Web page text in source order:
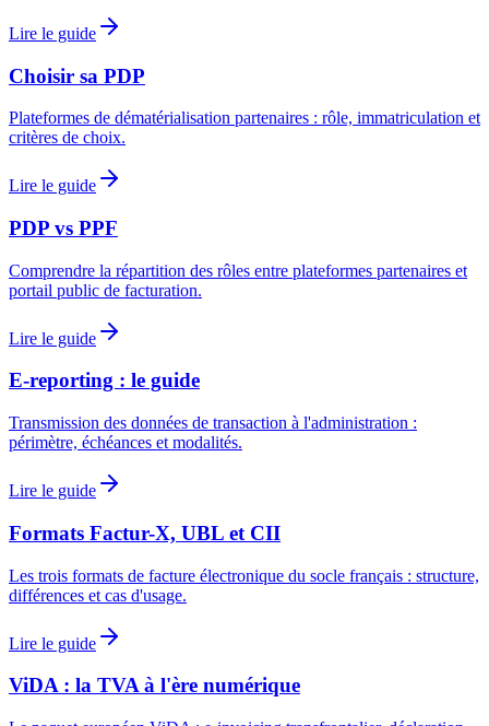
Lire le guide
Choisir sa PDP
Plateformes de dématérialisation partenaires : rôle, immatriculation et
critères de choix.
Lire le guide
PDP vs PPF
Comprendre la répartition des rôles entre plateformes partenaires et
portail public de facturation.
Lire le guide
E-reporting : le guide
Transmission des données de transaction à l'administration :
périmètre, échéances et modalités.
Lire le guide
Formats Factur-X, UBL et CII
Les trois formats de facture électronique du socle français : structure,
différences et cas d'usage.
Lire le guide
ViDA : la TVA à l'ère numérique